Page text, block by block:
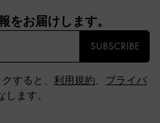
をお届けします。​
SUBSCRIBE
すると、 利用規約、 プライバ
ます。